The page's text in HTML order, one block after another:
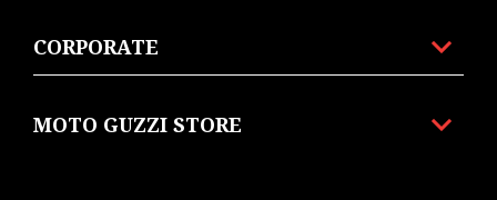
CORPORATE
MOTO GUZZI STORE